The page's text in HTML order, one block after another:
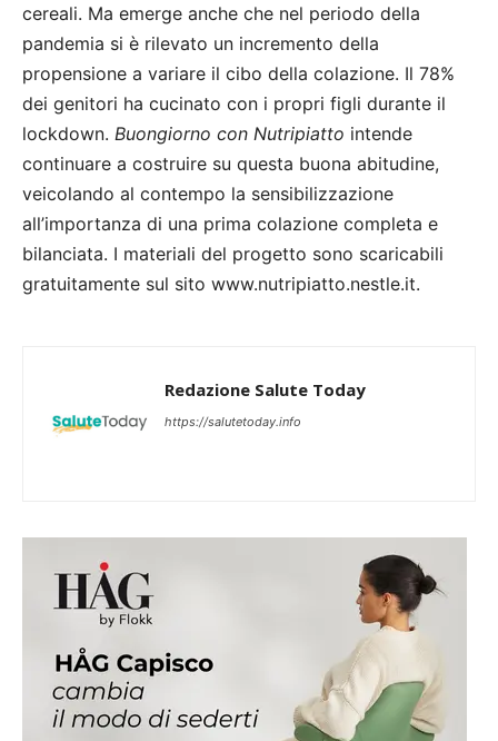
cereali. Ma emerge anche che nel periodo della
pandemia si è rilevato un incremento della
propensione a variare il cibo della colazione. Il 78%
dei genitori ha cucinato con i propri figli durante il
lockdown. Buongiorno con Nutripiatto intende
continuare a costruire su questa buona abitudine,
veicolando al contempo la sensibilizzazione
all’importanza di una prima colazione completa e
bilanciata. I materiali del progetto sono scaricabili
gratuitamente sul sito www.nutripiatto.nestle.it.
Redazione Salute Today
https://salutetoday.info